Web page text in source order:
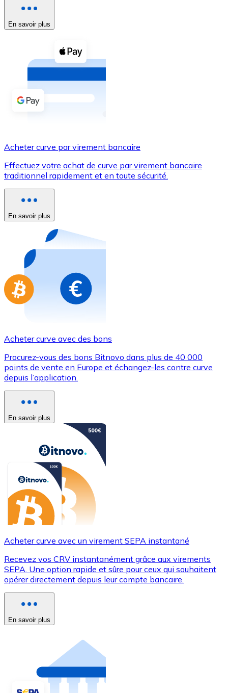
Voir toutes
Coupons crypto
Achetez des cryptomonnaies en espèces et d'autres
Acheter avec espèces
Virement SEPA
Utilisez les cartes Visa et Mastercard pour acheter
Acheter avec carte
Nouveau
Achetez des cartes-cadeaux de vos marques
Aller à la boutique de cartes-cadeaux
En savoir plus
Acheter curve par virement bancaire
Effectuez votre achat de curve par virement bancaire
traditionnel rapidement et en toute sécurité.
En savoir plus
Acheter curve avec des bons
Procurez-vous des bons Bitnovo dans plus de 40 000
points de vente en Europe et échangez-les contre curve
depuis l’application.
En savoir plus
Acheter curve avec un virement SEPA instantané
Recevez vos CRV instantanément grâce aux virements
SEPA. Une option rapide et sûre pour ceux qui souhaitent
opérer directement depuis leur compte bancaire.
En savoir plus